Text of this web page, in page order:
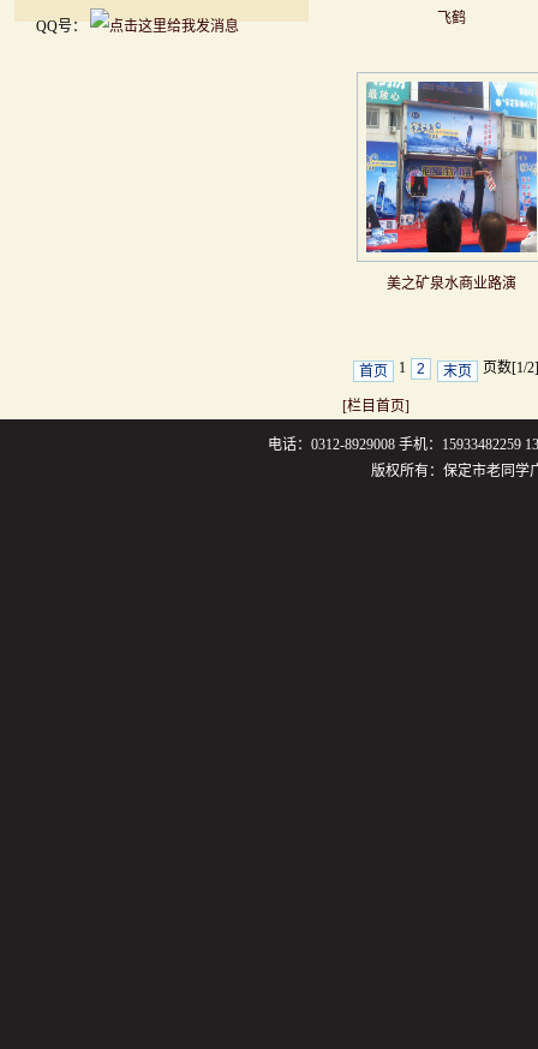
QQ号： 飞鹤
美之矿泉水商业路演
首页 1 2 末页 页数[1/
[栏目首页]
电话：0312-8929008 手机：15933482259
版权所有：保定市老同学